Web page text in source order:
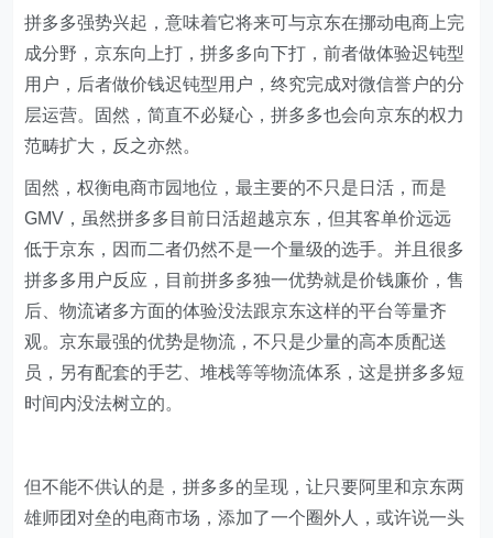
拼多多强势兴起，意味着它将来可与京东在挪动电商上完
成分野，京东向上打，拼多多向下打，前者做体验迟钝型
用户，后者做价钱迟钝型用户，终究完成对微信誉户的分
层运营。固然，简直不必疑心，拼多多也会向京东的权力
范畴扩大，反之亦然。
固然，权衡电商市园地位，最主要的不只是日活，而是
GMV，虽然拼多多目前日活超越京东，但其客单价远远
低于京东，因而二者仍然不是一个量级的选手。并且很多
拼多多用户反应，目前拼多多独一优势就是价钱廉价，售
后、物流诸多方面的体验没法跟京东这样的平台等量齐
观。京东最强的优势是物流，不只是少量的高本质配送
员，另有配套的手艺、堆栈等等物流体系，这是拼多多短
时间内没法树立的。
但不能不供认的是，拼多多的呈现，让只要阿里和京东两
雄师团对垒的电商市场，添加了一个圈外人，或许说一头